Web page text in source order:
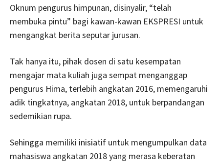
Oknum pengurus himpunan, disinyalir, “telah
membuka pintu” bagi kawan-kawan EKSPRESI untuk
mengangkat berita seputar jurusan.
Tak hanya itu, pihak dosen di satu kesempatan
mengajar mata kuliah juga sempat menganggap
pengurus Hima, terlebih angkatan 2016, memengaruhi
adik tingkatnya, angkatan 2018, untuk berpandangan
sedemikian rupa.
Sehingga memiliki inisiatif untuk mengumpulkan data
mahasiswa angkatan 2018 yang merasa keberatan